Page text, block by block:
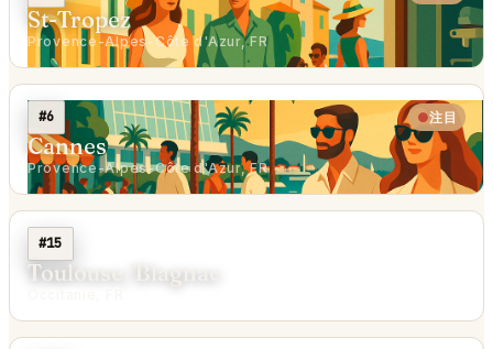
St-Tropez
Provence-Alpes-Côte d'Azur, FR
#6 注目
Cannes
Provence-Alpes-Côte d'Azur, FR
#15
Toulouse/Blagnac